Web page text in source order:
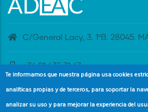
C/General Lacy, 3. 1ºB. 28045.
+34 91 435 31 47
banderaazul@adeac.es
Te informamos que nuestra página usa cookies
analíticas propias y de terceros, para soportar la
analizar su uso y para mejorar la experiencia del